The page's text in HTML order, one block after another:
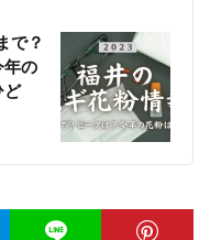
で？
年の
ど